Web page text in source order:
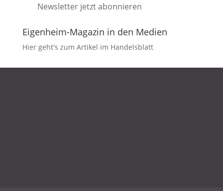
Newsletter jetzt abonnieren
Eigenheim-Magazin in den Medien
Hier geht's zum Artikel im Handelsblatt
DATENSCHUTZ